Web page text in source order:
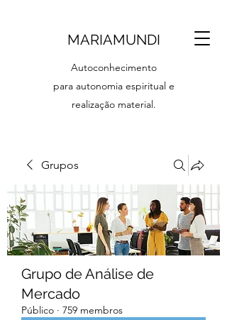
MARIAMUNDI
Autoconhecimento
para autonomia espiritual e
realização material.
Grupos
Grupo de Análise de
Mercado
Público · 759 membros